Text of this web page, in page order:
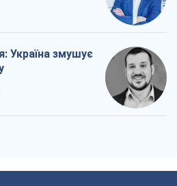
Україна змушує